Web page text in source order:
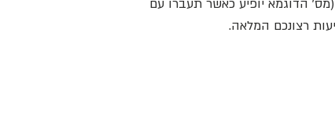
הדוגמא יופיע כאשר תעברו עם
רצונכם המלאה.